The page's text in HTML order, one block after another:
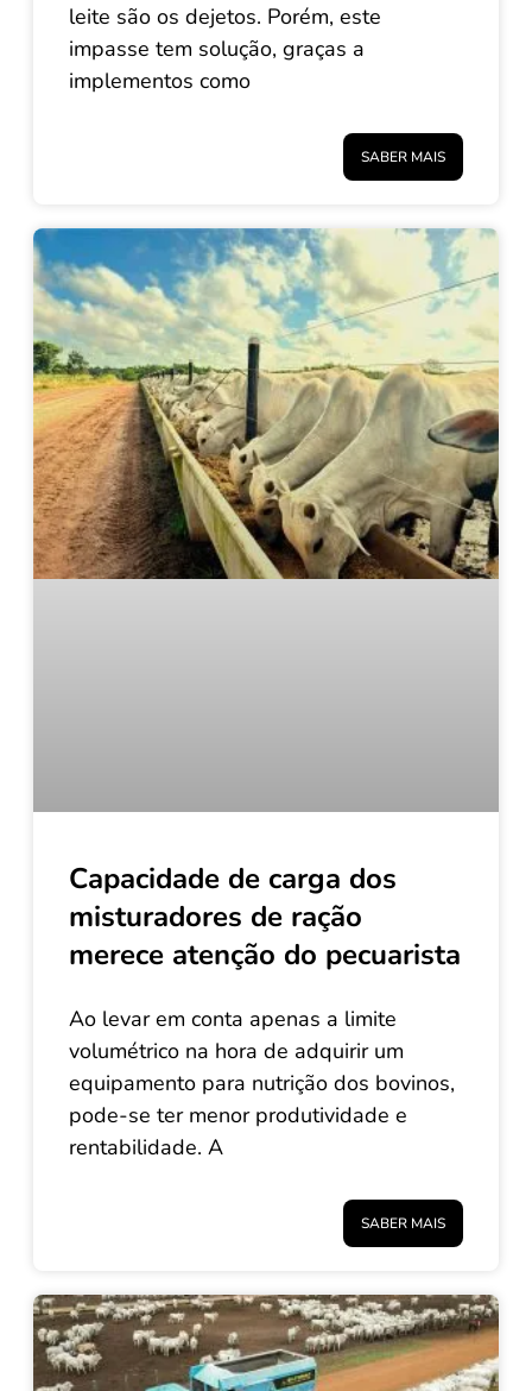
leite são os dejetos. Porém, este
impasse tem solução, graças a
implementos como
SABER MAIS
Capacidade de carga dos
misturadores de ração
merece atenção do pecuarista
Ao levar em conta apenas a limite
volumétrico na hora de adquirir um
equipamento para nutrição dos bovinos,
pode-se ter menor produtividade e
rentabilidade. A
SABER MAIS